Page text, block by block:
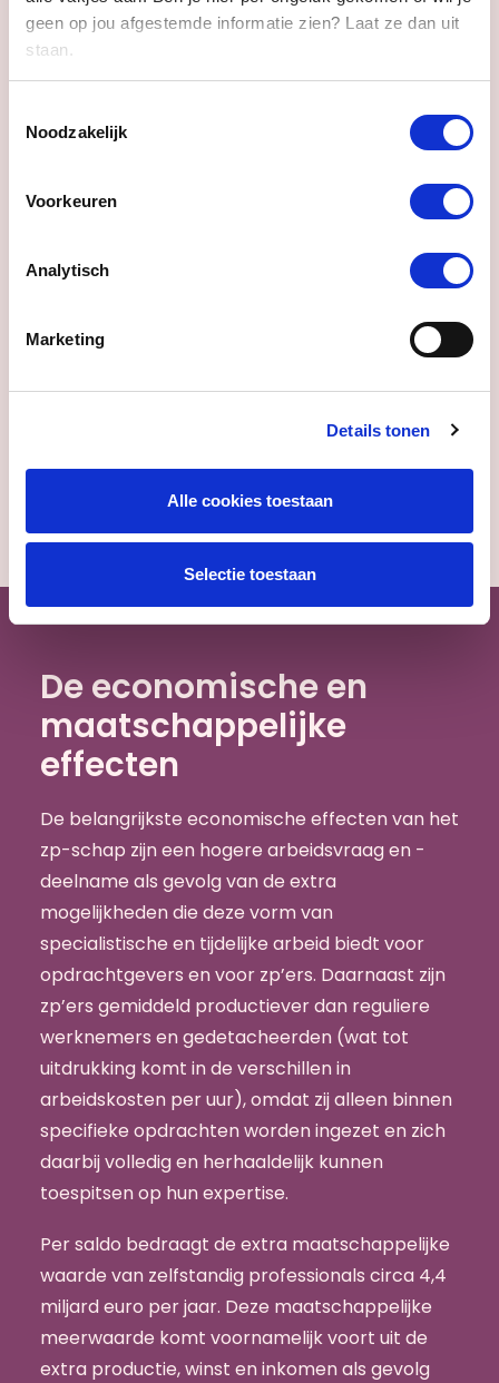
geen op jou afgestemde informatie zien? Laat ze dan uit
staan.
Noodzakelijk
Voorkeuren
Analytisch
Marketing
Details tonen
Alle cookies toestaan
Selectie toestaan
bewerkingen SEO Economisch Onderzoek
De economische en
maatschappelijke
effecten
De belangrijkste economische effecten van het
zp-schap zijn een hogere arbeidsvraag en -
deelname als gevolg van de extra
mogelijkheden die deze vorm van
specialistische en tijdelijke arbeid biedt voor
opdrachtgevers en voor zp’ers. Daarnaast zijn
zp’ers gemiddeld productiever dan reguliere
werknemers en gedetacheerden (wat tot
uitdrukking komt in de verschillen in
arbeidskosten per uur), omdat zij alleen binnen
specifieke opdrachten worden ingezet en zich
daarbij volledig en herhaaldelijk kunnen
toespitsen op hun expertise.
Per saldo bedraagt de extra maatschappelijke
waarde van zelfstandig professionals circa 4,4
miljard euro per jaar. Deze maatschappelijke
meerwaarde komt voornamelijk voort uit de
extra productie, winst en inkomen als gevolg